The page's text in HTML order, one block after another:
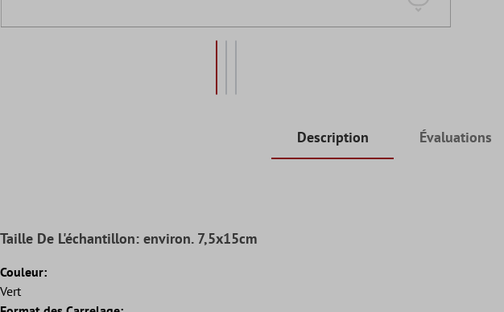
Description Évaluations
Taille De L'échantillon: environ. 7,5x15cm
Couleur:
Vert